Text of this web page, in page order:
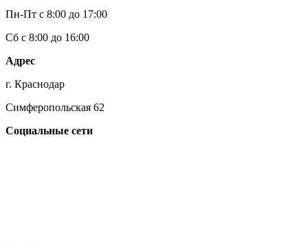
Пн-Пт с 8:00 до 17:00
Сб с 8:00 до 16:00
Адрес
г. Краснодар
Симферопольская 62
Социальные сети